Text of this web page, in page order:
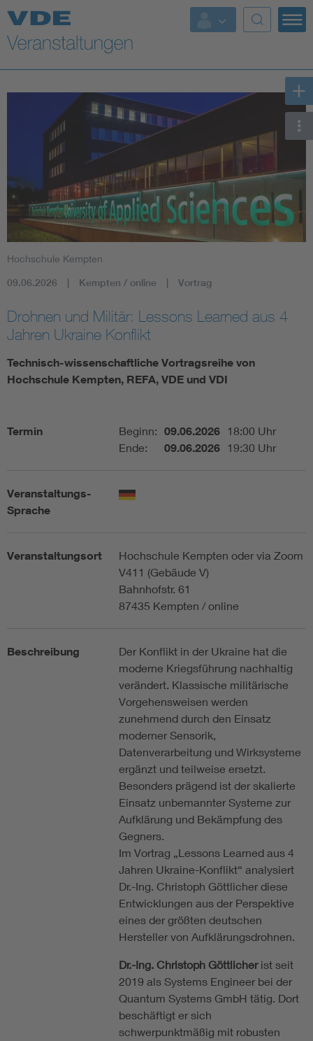
Top Themen
Fokusthemen
Energy
AI & Digital Trust
Health
Mobility
Assisted Living
Electromobility
Functional safety
Hochschule Kempten
09.06.2026 Kempten / online Vortrag
Drohnen und Militär: Lessons Learned aus 4
Jahren Ukraine Konflikt
Technisch-wissenschaftliche Vortragsreihe von
Hochschule Kempten, REFA, VDE und VDI
Termin Beginn: 09.06.2026 18:00 Uhr
Ende:
09.06.2026 19:30 Uhr
Veranstaltungs-
Sprache
Veranstaltungsort
Hochschule Kempten oder via Zoom
V411 (Gebäude V)
Bahnhofstr. 61
87435 Kempten / online
Beschreibung
Der Konflikt in der Ukraine hat die
moderne Kriegsführung nachhaltig
verändert. Klassische militärische
Vorgehensweisen werden
zunehmend durch den Einsatz
moderner Sensorik,
Datenverarbeitung und Wirksysteme
ergänzt und teilweise ersetzt.
Besonders prägend ist der skalierte
Einsatz unbemannter Systeme zur
Aufklärung und Bekämpfung des
Gegners.
Im Vortrag „Lessons Learned aus 4
Jahren Ukraine-Konflikt“ analysiert
Dr.-Ing. Christoph Göttlicher diese
Entwicklungen aus der Perspektive
eines der größten deutschen
Hersteller von Aufklärungsdrohnen.
Dr.-Ing. Christoph Göttlicherist seit
2019 als Systems Engineer bei der
Quantum Systems GmbH tätig. Dort
beschäftigt er sich
schwerpunktmäßig mit robusten